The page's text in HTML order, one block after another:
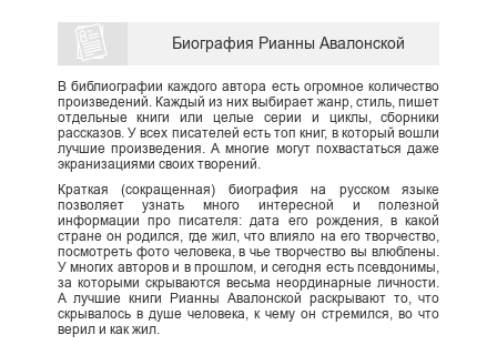
Биография Рианны Авалонской
В библиографии каждого автора есть огромное количество
произведений. Каждый из них выбирает жанр, стиль, пишет
отдельные книги или целые серии и циклы, сборники
рассказов. У всех писателей есть топ книг, в который вошли
лучшие произведения. А многие могут похвастаться даже
экранизациями своих творений.
Краткая (сокращенная) биография на русском языке
позволяет узнать много интересной и полезной
информации про писателя: дата его рождения, в какой
стране он родился, где жил, что влияло на его творчество,
посмотреть фото человека, в чье творчество вы влюблены.
У многих авторов и в прошлом, и сегодня есть псевдонимы,
за которыми скрываются весьма неординарные личности.
А лучшие книги Рианны Авалонской раскрывают то, что
скрывалось в душе человека, к чему он стремился, во что
верил и как жил.